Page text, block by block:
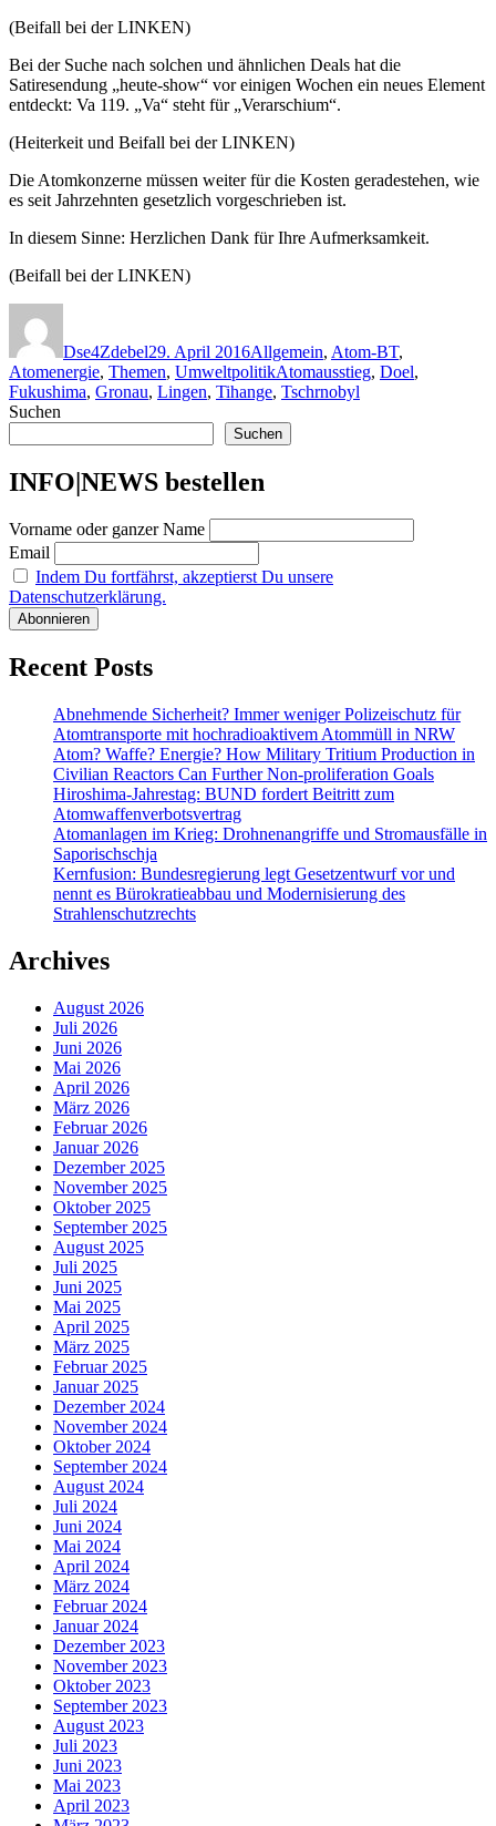
(Beifall bei der LINKEN)
Bei der Suche nach solchen und ähnlichen Deals hat die
Satiresendung „heute-show“ vor einigen Wochen ein neues Element
entdeckt: Va 119. „Va“ steht für „Verarschium“.
(Heiterkeit und Beifall bei der LINKEN)
Die Atomkonzerne müssen weiter für die Kosten geradestehen, wie
es seit Jahrzehnten gesetzlich vorgeschrieben ist.
In diesem Sinne: Herzlichen Dank für Ihre Aufmerksamkeit.
(Beifall bei der LINKEN)
Dse4Zdebel29. April 2016Allgemein, Atom-BT,
Atomenergie, Themen, UmweltpolitikSchlagwörter
Atomausstieg, Doel,
Fukushima, Gronau, Lingen, Tihange, Tschrnobyl
Suchen
Suchen
INFO|NEWS bestellen
Vorname oder ganzer Name
Email
Indem Du fortfährst, akzeptierst Du unsere
Datenschutzerklärung.
Recent Posts
Abnehmende Sicherheit? Immer weniger Polizeischutz für
Atomtransporte mit hochradioaktivem Atommüll in NRW
Atom? Waffe? Energie? How Military Tritium Production in
Civilian Reactors Can Further Non-proliferation Goals
Hiroshima-Jahrestag: BUND fordert Beitritt zum
Atomwaffenverbotsvertrag
Atomanlagen im Krieg: Drohnenangriffe und Stromausfälle in
Saporischschja
Kernfusion: Bundesregierung legt Gesetzentwurf vor und
nennt es Bürokratieabbau und Modernisierung des
Strahlenschutzrechts
Archives
August 2026
Juli 2026
Juni 2026
Mai 2026
April 2026
März 2026
Februar 2026
Januar 2026
Dezember 2025
November 2025
Oktober 2025
September 2025
August 2025
Juli 2025
Juni 2025
Mai 2025
April 2025
März 2025
Februar 2025
Januar 2025
Dezember 2024
November 2024
Oktober 2024
September 2024
August 2024
Juli 2024
Juni 2024
Mai 2024
April 2024
März 2024
Februar 2024
Januar 2024
Dezember 2023
November 2023
Oktober 2023
September 2023
August 2023
Juli 2023
Juni 2023
Mai 2023
April 2023